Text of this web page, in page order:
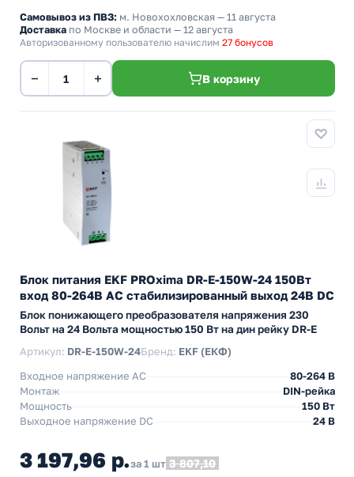
Самовывоз из ПВЗ: м. Новохохловская — 11 августа
Доставка по Москве и области — 12 августа
Авторизованному пользователю начислим 27 бонусов
− + В корзину
Блок питания EKF PROxima DR-E-150W-24 150Вт
вход 80-264В АС стабилизированный выход 24В DC
Блок понижающего преобразователя напряжения 230
Вольт на 24 Вольта мощностью 150 Вт на дин рейку DR-E
Артикул: DR-E-150W-24Бренд: EKF (ЕКФ)
Входное напряжение AC
80-264 В
Монтаж
DIN-рейка
Мощность
150 Вт
Выходное напряжение DC
24 В
3 197,96 р.за 1 шт 3 807,10